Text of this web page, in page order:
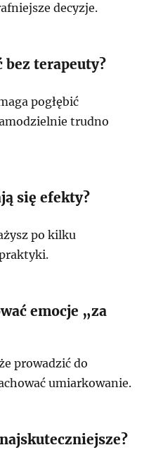
decyzje.
bez terapeuty?
pogłębić
trudno
się efekty?
po kilku
emocje „za
prowadzić do
umiarkowanie.